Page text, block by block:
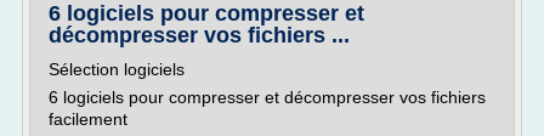
6 logiciels pour compresser et
décompresser vos fichiers ...
Sélection logiciels
6 logiciels pour compresser et décompresser vos fichiers
facilement